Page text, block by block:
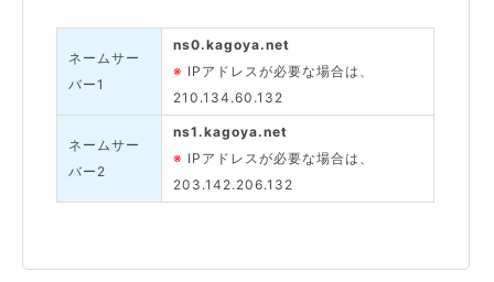
ネームサー
バー1
ns0.kagoya.net
※ IPアドレスが必要な場合は、
210.134.60.132
ネームサー
バー2
ns1.kagoya.net
※ IPアドレスが必要な場合は、
203.142.206.132